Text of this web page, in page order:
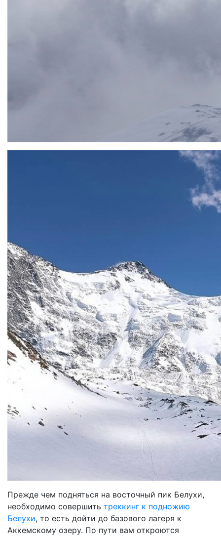
Прежде чем подняться на восточный пик Белухи,
необходимо совершить треккинг к подножию
Белухи, то есть дойти до базового лагеря к
Аккемскому озеру. По пути вам откроются